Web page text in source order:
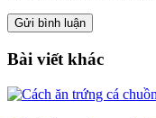
Bài viết khác